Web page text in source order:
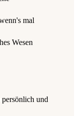
mal
Wesen
und